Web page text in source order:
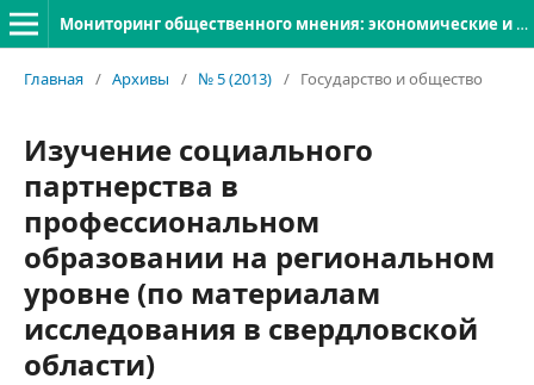
Мониторинг общественного мнения: экономические и социальные перемены
Главная / Архивы / № 5 (2013) / Государство и общество
Изучение социального
партнерства в
профессиональном
образовании на региональном
уровне (по материалам
исследования в свердловской
области)